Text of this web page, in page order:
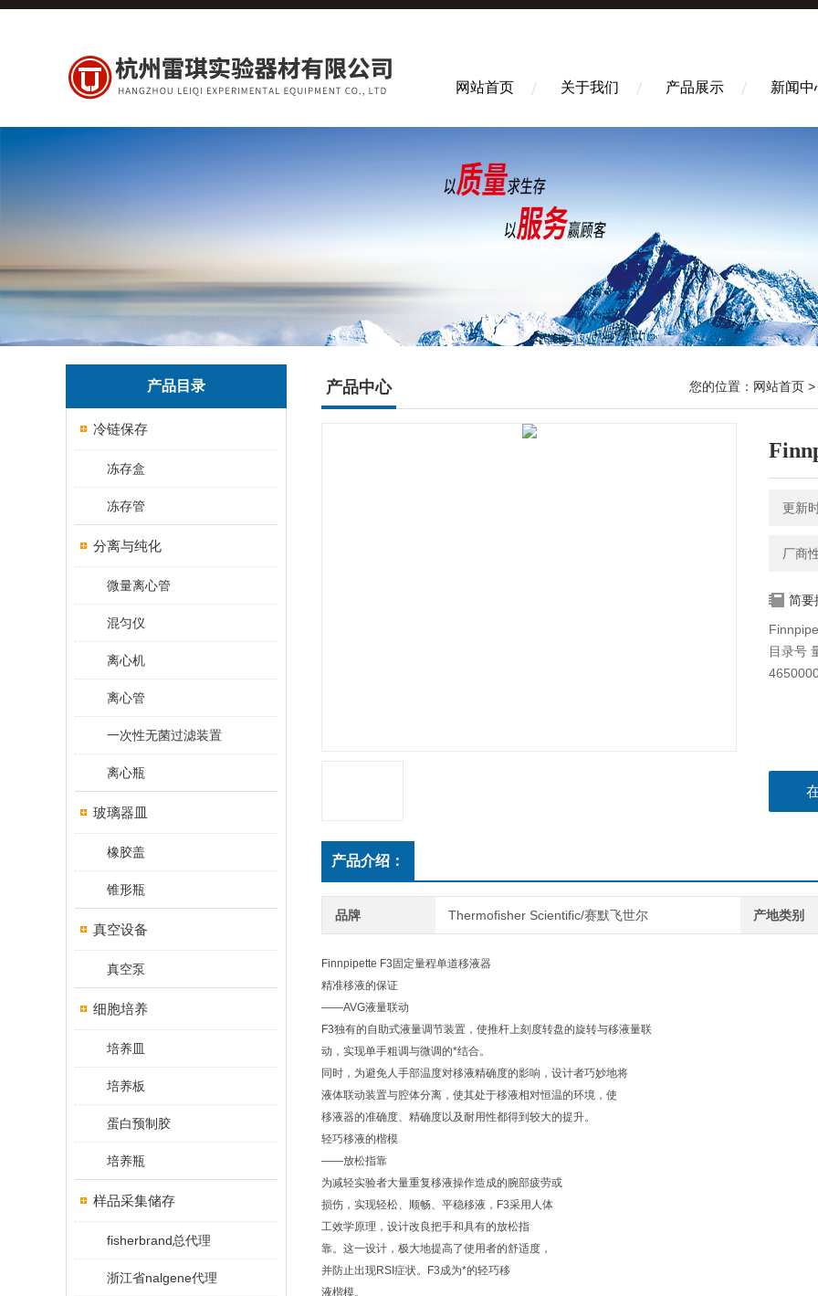
网站首页 关于我们 产品展示 新闻中
产品目录
冷链保存
冻存盒
冻存管
分离与纯化
微量离心管
混匀仪
离心机
离心管
一次性无菌过滤装置
离心瓶
玻璃器皿
橡胶盖
锥形瓶
真空设备
真空泵
细胞培养
培养皿
培养板
蛋白预制胶
培养瓶
样品采集储存
fisherbrand总代理
浙江省nalgene代理
产品中心 您的位置： 网站首页 >
更新
厂商
简要
目录号
产品介绍：
品牌 Thermofisher Scientific/赛默飞世尔 产地类别
Finnpipette F3固定量程单道移液器
精准移液的保证
——AVG液量联动
F3独有的自助式液量调节装置，使推杆上刻度转盘的旋转与移液量联
动，实现单手粗调与微调的*结合。
同时，为避免人手部温度对移液精确度的影响，设计者巧妙地将
液体联动装置与腔体分离，使其处于移液相对恒温的环境，使
移液器的准确度、精确度以及耐用性都得到较大的提升。
轻巧移液的楷模
——放松指靠
为减轻实验者大量重复移液操作造成的腕部疲劳或
损伤，实现轻松、顺畅、平稳移液，F3采用人体
工效学原理，设计改良把手和具有的放松指
靠。这一设计，极大地提高了使用者的舒适度，
并防止出现RSI症状。F3成为*的轻巧移
液楷模。